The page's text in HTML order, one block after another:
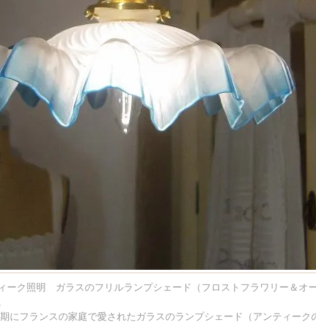
ーク照明 ガラスのフリルランプシェード（フロストフラワリー＆オ
にフランスの家庭で愛されたガラスのランプシェード（アンティーク